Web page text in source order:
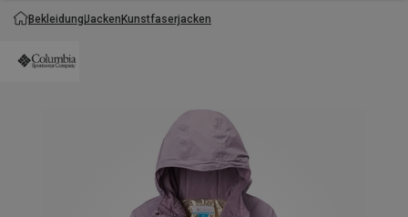
BekleidungJackenKunstfaserjacken